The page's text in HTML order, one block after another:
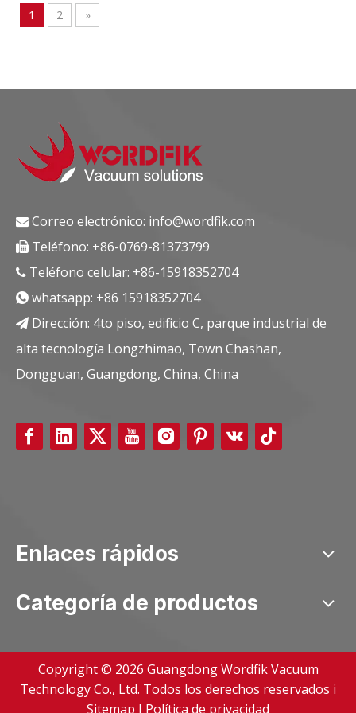
1 2 »
 Correo electrónico: info@wordfik.com
 Teléfono: +86-0769-81373799
 Teléfono celular: +86-15918352704
 whatsapp: +86 15918352704
 Dirección: 4to piso, edificio C, parque industrial de
alta tecnología Longzhimao, Town Chashan,
Dongguan, Guangdong, China, China
Enlaces rápidos
Categoría de productos
Copyright © 2026 Guangdong Wordfik Vacuum
Technology Co., Ltd. Todos los derechos reservados i
Sitemap I Política de privacidad